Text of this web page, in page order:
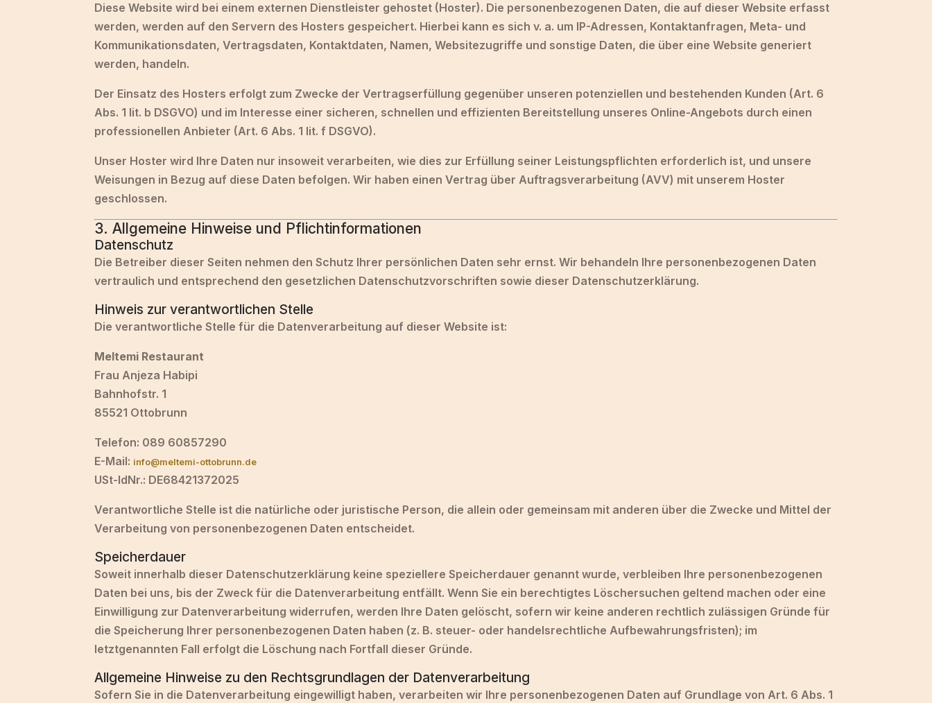
Diese Website wird bei einem externen Dienstleister gehostet (Hoster). Die personenbezogenen Daten, die auf dieser Website erfasst
werden, werden auf den Servern des Hosters gespeichert. Hierbei kann es sich v. a. um IP-Adressen, Kontaktanfragen, Meta- und
Kommunikationsdaten, Vertragsdaten, Kontaktdaten, Namen, Websitezugriffe und sonstige Daten, die über eine Website generiert
werden, handeln.
Der Einsatz des Hosters erfolgt zum Zwecke der Vertragserfüllung gegenüber unseren potenziellen und bestehenden Kunden (Art. 6
Abs. 1 lit. b DSGVO) und im Interesse einer sicheren, schnellen und effizienten Bereitstellung unseres Online-Angebots durch einen
professionellen Anbieter (Art. 6 Abs. 1 lit. f DSGVO).
Unser Hoster wird Ihre Daten nur insoweit verarbeiten, wie dies zur Erfüllung seiner Leistungspflichten erforderlich ist, und unsere
Weisungen in Bezug auf diese Daten befolgen. Wir haben einen Vertrag über Auftragsverarbeitung (AVV) mit unserem Hoster
geschlossen.
3. Allgemeine Hinweise und Pflichtinformationen
Datenschutz
Die Betreiber dieser Seiten nehmen den Schutz Ihrer persönlichen Daten sehr ernst. Wir behandeln Ihre personenbezogenen Daten
vertraulich und entsprechend den gesetzlichen Datenschutzvorschriften sowie dieser Datenschutzerklärung.
Hinweis zur verantwortlichen Stelle
Die verantwortliche Stelle für die Datenverarbeitung auf dieser Website ist:
Meltemi Restaurant
Frau Anjeza Habipi
Bahnhofstr. 1
85521 Ottobrunn
Telefon: 089 60857290
E-Mail: info@meltemi-ottobrunn.de
USt-IdNr.: DE68421372025
Verantwortliche Stelle ist die natürliche oder juristische Person, die allein oder gemeinsam mit anderen über die Zwecke und Mittel der
Verarbeitung von personenbezogenen Daten entscheidet.
Speicherdauer
Soweit innerhalb dieser Datenschutzerklärung keine speziellere Speicherdauer genannt wurde, verbleiben Ihre personenbezogenen
Daten bei uns, bis der Zweck für die Datenverarbeitung entfällt. Wenn Sie ein berechtigtes Löschersuchen geltend machen oder eine
Einwilligung zur Datenverarbeitung widerrufen, werden Ihre Daten gelöscht, sofern wir keine anderen rechtlich zulässigen Gründe für
die Speicherung Ihrer personenbezogenen Daten haben (z. B. steuer- oder handelsrechtliche Aufbewahrungsfristen); im
letztgenannten Fall erfolgt die Löschung nach Fortfall dieser Gründe.
Allgemeine Hinweise zu den Rechtsgrundlagen der Datenverarbeitung
Sofern Sie in die Datenverarbeitung eingewilligt haben, verarbeiten wir Ihre personenbezogenen Daten auf Grundlage von Art. 6 Abs. 1